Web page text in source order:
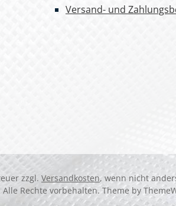
Versand- und
zzgl. Versandkosten, wenn nicht
Rechte vorbehalten. Theme by